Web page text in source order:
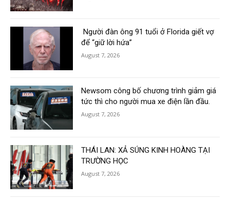
Người đàn ông 91 tuổi ở Florida giết vợ
để “giữ lời hứa”
August 7, 2026
Newsom công bố chương trình giảm giá
tức thì cho người mua xe điện lần đầu.
August 7, 2026
THÁI LAN: XẢ SÚNG KINH HOÀNG TẠI
TRƯỜNG HỌC
August 7, 2026